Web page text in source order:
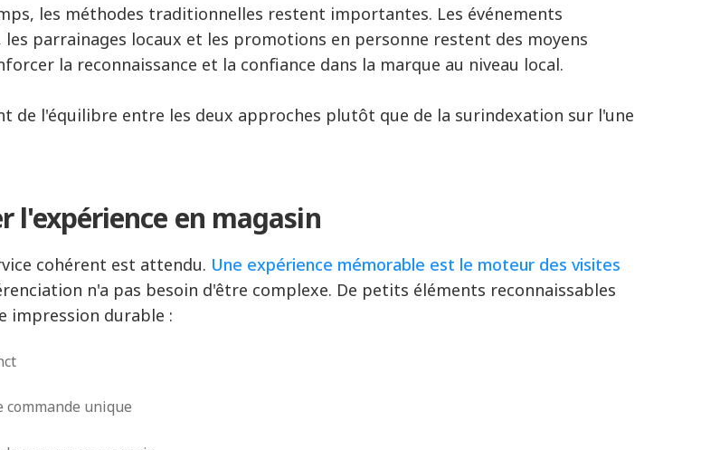
les méthodes traditionnelles restent importantes. Les événements
parrainages locaux et les promotions en personne restent des moyens
la reconnaissance et la confiance dans la marque au niveau local.
de l'équilibre entre les deux approches plutôt que de la surindexation sur l'une
l'expérience en magasin
cohérent est attendu. Une expérience mémorable est le moteur des visites
n'a pas besoin d'être complexe. De petits éléments reconnaissables
impression durable :
commande unique